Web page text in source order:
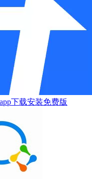
下载安装免费版